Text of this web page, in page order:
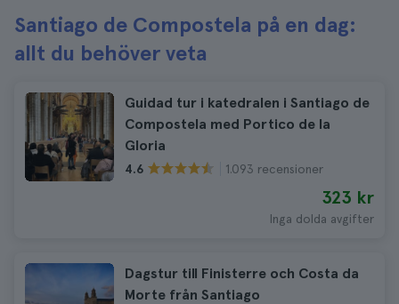
Santiago de Compostela på en dag:
allt du behöver veta
Guidad tur i katedralen i Santiago de
Compostela med Portico de la
Gloria
4.6 1.093 recensioner
323 kr
Inga dolda avgifter
Dagstur till Finisterre och Costa da
Morte från Santiago